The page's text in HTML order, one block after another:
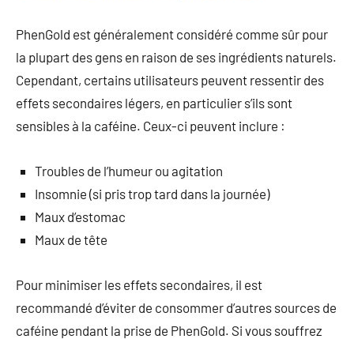
PhenGold est généralement considéré comme sûr pour
la plupart des gens en raison de ses ingrédients naturels.
Cependant, certains utilisateurs peuvent ressentir des
effets secondaires légers, en particulier s’ils sont
sensibles à la caféine. Ceux-ci peuvent inclure :
Troubles de l’humeur ou agitation
Insomnie (si pris trop tard dans la journée)
Maux d’estomac
Maux de tête
Pour minimiser les effets secondaires, il est
recommandé d’éviter de consommer d’autres sources de
caféine pendant la prise de PhenGold. Si vous souffrez